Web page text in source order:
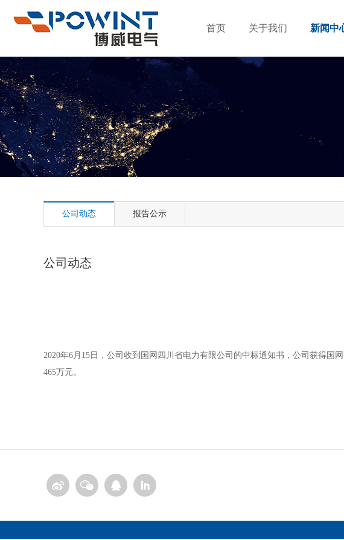
首页 关于我们 新闻中
公司动态 报告公示
公司动态
2020年6月15日，公司收到国网四川省电力有限公司的中标通知书，公司获得
465万元。